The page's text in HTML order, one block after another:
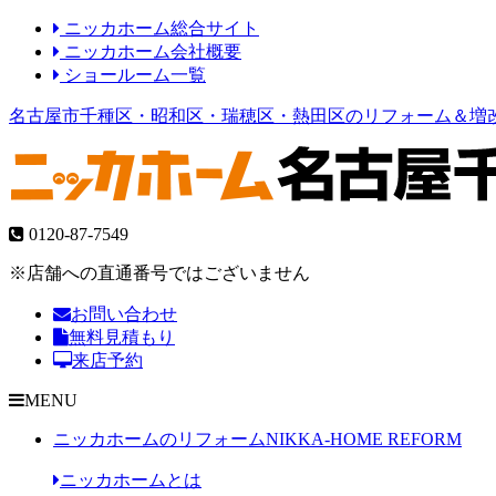
ニッカホーム総合サイト
ニッカホーム会社概要
ショールーム一覧
名古屋市千種区・昭和区・瑞穂区・熱田区のリフォーム＆増
0120-87-7549
※店舗への直通番号ではございません
お問い合わせ
無料見積もり
来店予約
MENU
ニッカホームのリフォームNIKKA-HOME REFORM
ニッカホームとは